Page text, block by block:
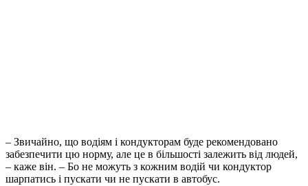
– Звичайно, що водіям і кондукторам буде рекомендовано
забезпечити цю норму, але це в більшості залежить від людей,
– каже він. – Бо не можуть з кожним водій чи кондуктор
шарпатись і пускати чи не пускати в автобус.